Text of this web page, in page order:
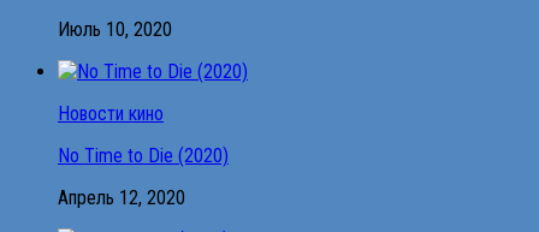
Июль 10, 2020
Новости кино
No Time to Die (2020)
Апрель 12, 2020